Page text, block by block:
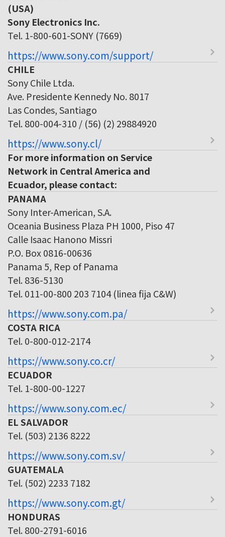
(USA)
Sony Electronics Inc.
Tel. 1-800-601-SONY (7669)
https://www.sony.com/support/
CHILE
Sony Chile Ltda.
Ave. Presidente Kennedy No. 8017
Las Condes, Santiago
Tel. 800-004-310 / (56) (2) 29884920
https://www.sony.cl/
For more information on Service
Network in Central America and
Ecuador, please contact:
PANAMA
Sony Inter-American, S.A.
Oceania Business Plaza PH 1000, Piso 47
Calle Isaac Hanono Missri
P.O. Box 0816-00636
Panama 5, Rep of Panama
Tel. 836-5130
Tel. 011-00-800 203 7104 (linea fija C&W)
https://www.sony.com.pa/
COSTA RICA
Tel. 0-800-012-2174
https://www.sony.co.cr/
ECUADOR
Tel. 1-800-00-1227
https://www.sony.com.ec/
EL SALVADOR
Tel. (503) 2136 8222
https://www.sony.com.sv/
GUATEMALA
Tel. (502) 2233 7182
https://www.sony.com.gt/
HONDURAS
Tel. 800-2791-6016